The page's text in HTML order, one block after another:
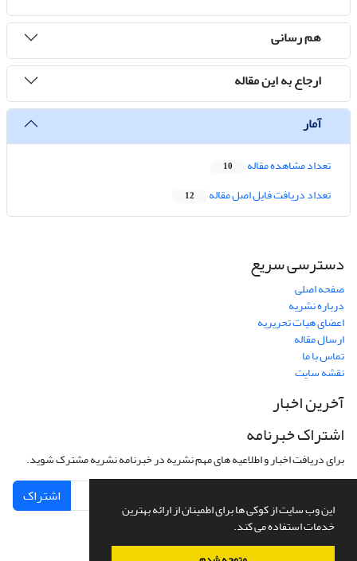
این وب سایت از کوکی ها برای اطمینان از ارائه بهترین
خدمات استفاده می کند.
هم رسانی
ارجاع به این مقاله
آمار
تعداد مشاهده مقاله 10
تعداد دریافت فایل اصل مقاله 12
دسترسی سریع
صفحه اصلی
درباره نشریه
اعضای هیات تحریریه
ارسال مقاله
تماس با ما
نقشه سایت
آخرین اخبار
اشتراک خبرنامه
برای دریافت اخبار و اطلاعیه های مهم نشریه در خبرنامه نشریه مشترک شوید.
اشتراک